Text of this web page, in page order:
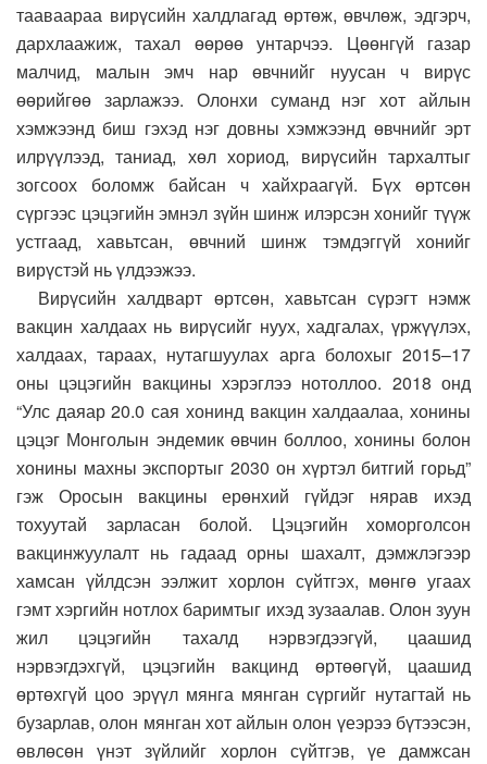
тааваараа вирүсийн халдлагад өртөж, өвчлөж, эдгэрч,
дархлаажиж, тахал өөрөө унтарчээ. Цөөнгүй газар
малчид, малын эмч нар өвчнийг нуусан ч вирүс
өөрийгөө зарлажээ. Олонхи суманд нэг хот айлын
хэмжээнд биш гэхэд нэг довны хэмжээнд өвчнийг эрт
илрүүлээд, таниад, хөл хориод, вирүсийн тархалтыг
зогсоох боломж байсан ч хайхраагүй. Бүх өртсөн
сүргээс цэцэгийн эмнэл зүйн шинж илэрсэн хонийг түүж
устгаад, хавьтсан, өвчний шинж тэмдэггүй хонийг
вирүстэй нь үлдээжээ.
Вирүсийн халдварт өртсөн, хавьтсан сүрэгт нэмж
вакцин халдаах нь вирүсийг нуух, хадгалах, үржүүлэх,
халдаах, тараах, нутагшуулах арга болохыг 2015–17
оны цэцэгийн вакцины хэрэглээ нотоллоо. 2018 онд
“Улс даяар 20.0 сая хонинд вакцин халдаалаа, хонины
цэцэг Монголын эндемик өвчин боллоо, хонины болон
хонины махны экспортыг 2030 он хүртэл битгий горьд”
гэж Оросын вакцины ерөнхий гүйдэг нярав ихэд
тохуутай зарласан болой. Цэцэгийн хоморголсон
вакцинжуулалт нь гадаад орны шахалт, дэмжлэгээр
хамсан үйлдсэн ээлжит хорлон сүйтгэх, мөнгө угаах
гэмт хэргийн нотлох баримтыг ихэд зузаалав. Олон зуун
жил цэцэгийн тахалд нэрвэгдээгүй, цаашид
нэрвэгдэхгүй, цэцэгийн вакцинд өртөөгүй, цаашид
өртөхгүй цоо эрүүл мянга мянган сүргийг нутагтай нь
бузарлав, олон мянган хот айлын олон үеэрээ бүтээсэн,
өвлөсөн үнэт зүйлийг хорлон сүйтгэв, үе дамжсан